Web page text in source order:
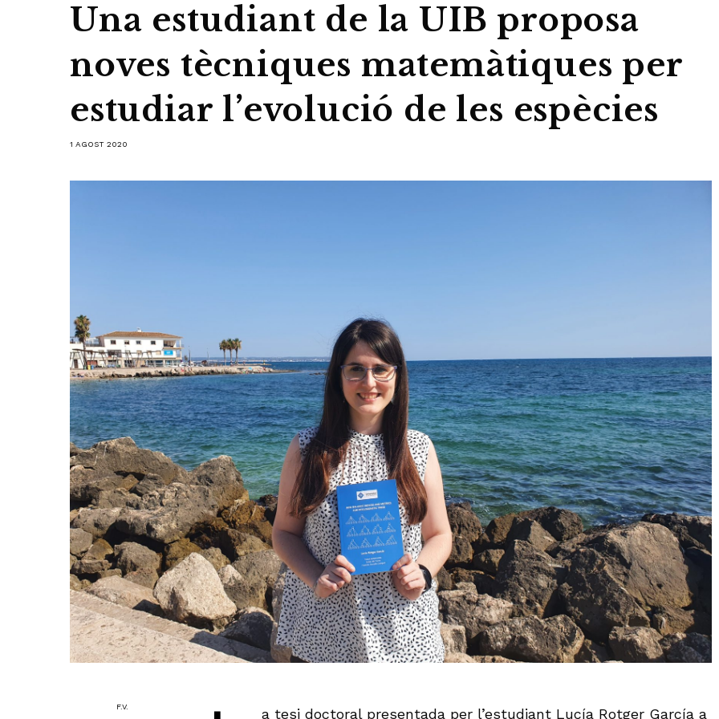
Una estudiant de la UIB proposa
noves tècniques matemàtiques per
estudiar l’evolució de les espècies
1 AGOST 2020
F.V. a tesi doctoral presentada per l’estudiant Lucía Rotger García a